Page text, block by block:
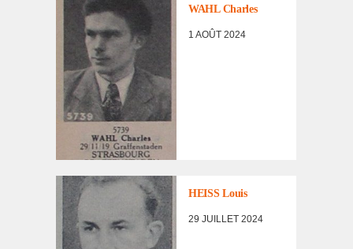
WAHL Charles
1 AOÛT 2024
LISTE DES NON
RENTRÉS
HEISS Louis
29 JUILLET 2024